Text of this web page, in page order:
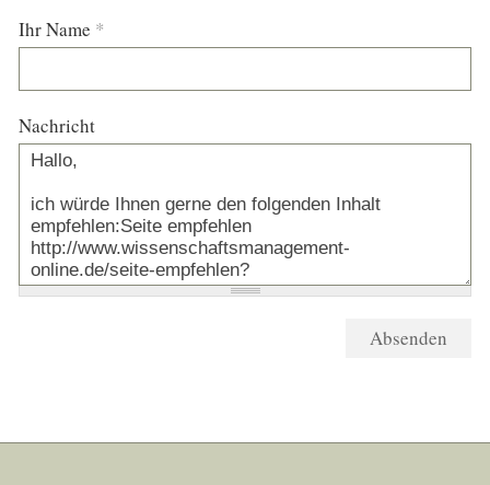
Ihr Name *
Nachricht